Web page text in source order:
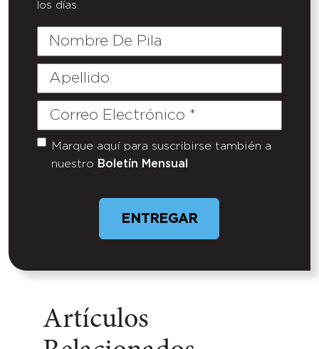
los días.
Nombre
Pila
Apellido
Correo
Untitled
Marque aquí para suscribirse también a
nuestro Boletín Mensual
Artículos